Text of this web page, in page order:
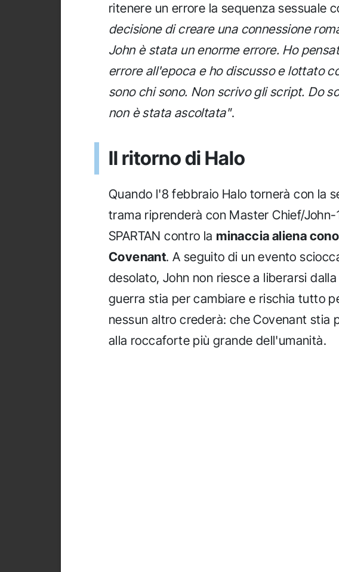
ritenere un errore la sequenza sessuale
decisione di creare una connessione
John è stata un enorme errore. Ho
errore all'epoca e ho discusso e lottato
sono chi sono. Non scrivo gli script. Do
non è stata ascoltata".
Il ritorno di Halo
Quando l'8 febbraio Halo tornerà con la
trama riprenderà con Master Chief/John-
SPARTAN contro la minaccia aliena
Covenant. A seguito di un evento
desolato, John non riesce a liberarsi
guerra stia per cambiare e rischia tutto
nessun altro crederà: che Covenant stia
alla roccaforte più grande dell'umanità.